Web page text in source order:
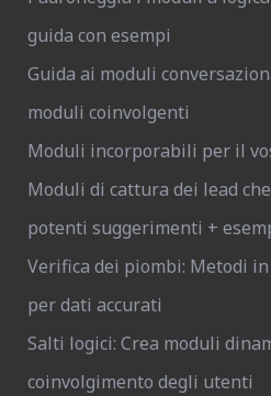
guida con esempi
Guida ai moduli
moduli coinvolgenti
Moduli incorporabili per il
Moduli di cattura dei lead
potenti suggerimenti +
Verifica dei piombi: Metodi
per dati accurati
Salti logici: Crea moduli
coinvolgimento degli utenti